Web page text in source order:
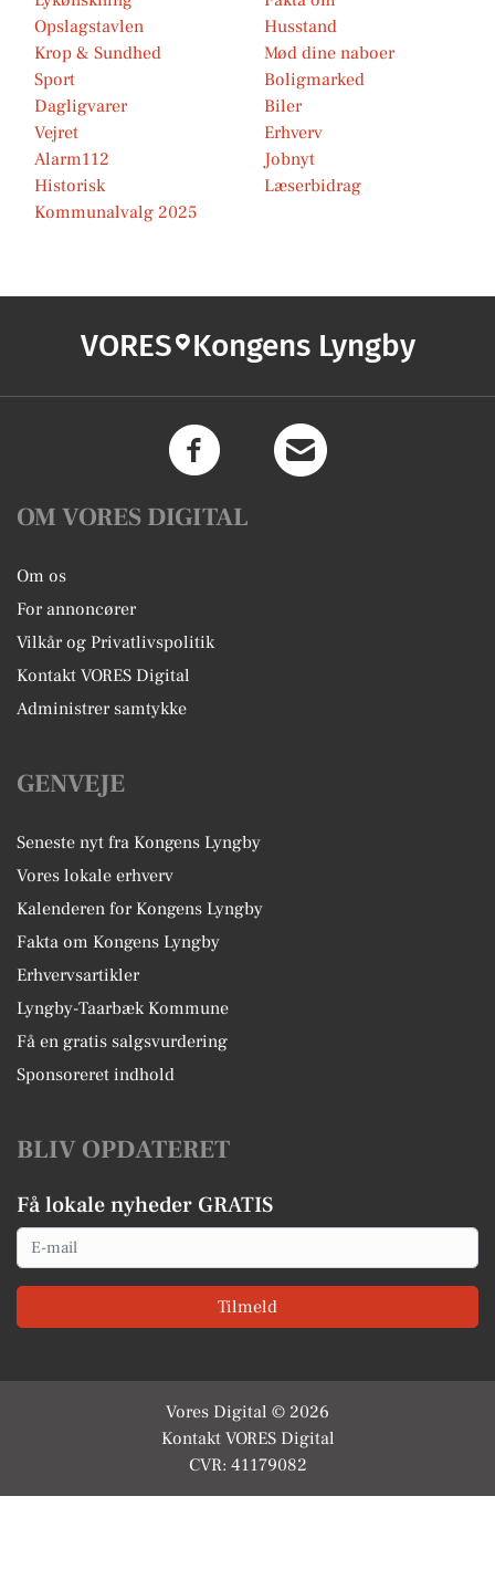
Opslagstavlen
Husstand
Krop & Sundhed
Mød dine naboer
Sport
Boligmarked
Dagligvarer
Biler
Vejret
Erhverv
Alarm112
Jobnyt
Historisk
Læserbidrag
Kommunalvalg 2025
VORES Kongens Lyngby
OM VORES DIGITAL
Om os
For annoncører
Vilkår og Privatlivspolitik
Kontakt VORES Digital
Administrer samtykke
GENVEJE
Seneste nyt fra Kongens Lyngby
Vores lokale erhverv
Kalenderen for Kongens Lyngby
Fakta om Kongens Lyngby
Erhvervsartikler
Lyngby-Taarbæk Kommune
Få en gratis salgsvurdering
Sponsoreret indhold
BLIV OPDATERET
Få lokale nyheder GRATIS
Email
Tilmeld
Vores Digital © 2026
Kontakt VORES Digital
CVR: 41179082